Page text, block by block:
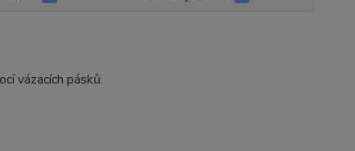
vázacích pásků.